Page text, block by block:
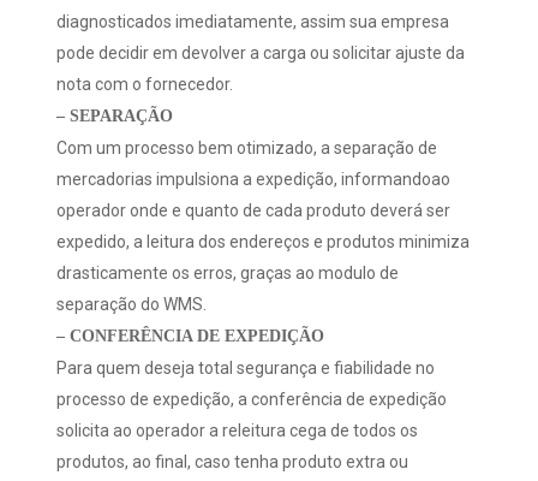
diagnosticados imediatamente, assim sua empresa
pode decidir em devolver a carga ou solicitar ajuste da
nota com o fornecedor.
– SEPARAÇÃO
Com um processo bem otimizado, a separação de
mercadorias impulsiona a expedição, informandoao
operador onde e quanto de cada produto deverá ser
expedido, a leitura dos endereços e produtos minimiza
drasticamente os erros, graças ao modulo de
separação do WMS.
– CONFERÊNCIA DE EXPEDIÇÃO
Para quem deseja total segurança e fiabilidade no
processo de expedição, a conferência de expedição
solicita ao operador a releitura cega de todos os
produtos, ao final, caso tenha produto extra ou